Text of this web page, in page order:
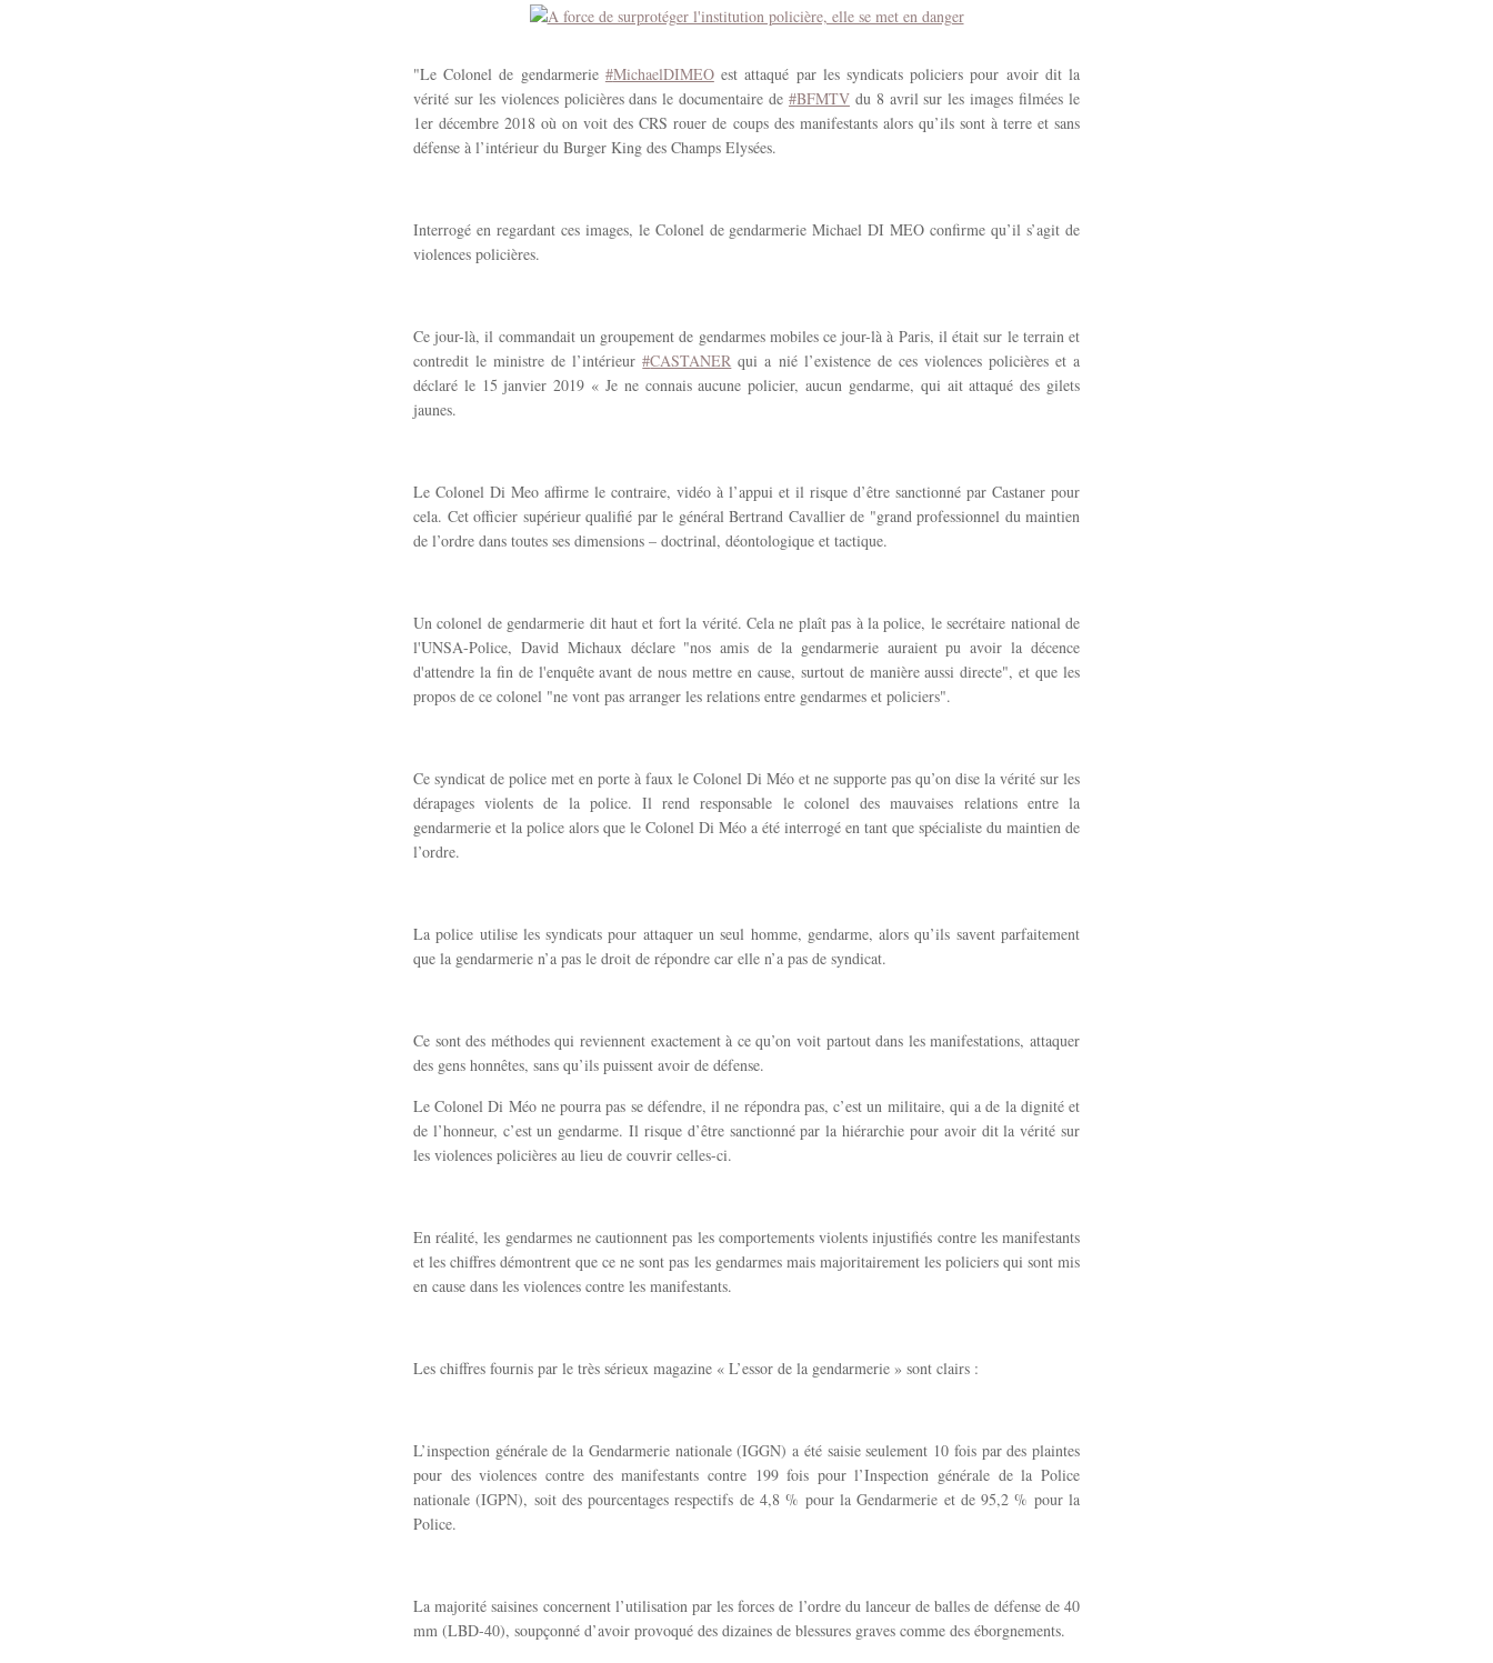
"Le Colonel de gendarmerie #MichaelDIMEOest attaqué par les syndicats policiers pour avoir dit la
vérité sur les violences policières dans le documentaire de #BFMTVdu 8 avril sur les images filmées le
1er décembre 2018 où on voit des CRS rouer de coups des manifestants alors qu’ils sont à terre et sans
défense à l’intérieur du Burger King des Champs Elysées.
Interrogé en regardant ces images, le Colonel de gendarmerie Michael DI MEO confirme qu’il s’agit de
violences policières.
Ce jour-là, il commandait un groupement de gendarmes mobiles ce jour-là à Paris, il était sur le terrain et
contredit le ministre de l’intérieur#CASTANER qui a nié l’existence de ces violences policières et a
déclaré le 15 janvier 2019 « Je ne connais aucune policier, aucun gendarme, qui ait attaqué des gilets
jaunes.
Le Colonel Di Meo affirme le contraire, vidéo à l’appui et il risque d’être sanctionné par Castaner pour
cela. Cet officier supérieur qualifié par le général Bertrand Cavallier de "grand professionnel du maintien
de l’ordre dans toutes ses dimensions – doctrinal, déontologique et tactique.
Un colonel de gendarmerie dit haut et fort la vérité. Cela ne plaît pas à la police, le secrétaire national de
l'UNSA-Police, David Michaux déclare "nos amis de la gendarmerie auraient pu avoir la décence
d'attendre la fin de l'enquête avant de nous mettre en cause, surtout de manière aussi directe", et que les
propos de ce colonel "ne vont pas arranger les relations entre gendarmes et policiers".
Ce syndicat de police met en porte à faux le Colonel Di Méo et ne supporte pas qu’on dise la vérité sur les
dérapages violents de la police. Il rend responsable le colonel des mauvaises relations entre la
gendarmerie et la police alors que le Colonel Di Méo a été interrogé en tant que spécialiste du maintien de
l’ordre.
La police utilise les syndicats pour attaquer un seul homme, gendarme, alors qu’ils savent parfaitement
que la gendarmerie n’a pas le droit de répondre car elle n’a pas de syndicat.
Ce sont des méthodes qui reviennent exactement à ce qu’on voit partout dans les manifestations, attaquer
des gens honnêtes, sans qu’ils puissent avoir de défense.
Le Colonel Di Méo ne pourra pas se défendre, il ne répondra pas, c’est un militaire, qui a de la dignité et
de l’honneur, c’est un gendarme. Il risque d’être sanctionné par la hiérarchie pour avoir dit la vérité sur
les violences policières au lieu de couvrir celles-ci.
En réalité, les gendarmes ne cautionnent pas les comportements violents injustifiés contre les manifestants
et les chiffres démontrent que ce ne sont pas les gendarmes mais majoritairement les policiers qui sont mis
en cause dans les violences contre les manifestants.
Les chiffres fournis par le très sérieux magazine « L’essor de la gendarmerie » sont clairs :
L’inspection générale de la Gendarmerie nationale (IGGN) a été saisie seulement 10 fois par des plaintes
pour des violences contre des manifestants contre 199 fois pour l’Inspection générale de la Police
nationale (IGPN), soit des pourcentages respectifs de 4,8 % pour la Gendarmerie et de 95,2 % pour la
Police.
La majorité saisines concernent l’utilisation par les forces de l’ordre du lanceur de balles de défense de 40
mm (LBD-40), soupçonné d’avoir provoqué des dizaines de blessures graves comme des éborgnements.